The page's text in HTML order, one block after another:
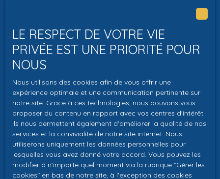
Pièces min
J'accepte le traitement de mes données
personnelles conformément au RGPD. Si vous ne
souhaitez pas faire l'objet de prospection
commerciale par voie téléphonique, vous pouvez
vous inscrire gratuitement sur la liste d'opposition
au démarchage téléphonique, prévu par l'article
L223-1 du code de la consommation, sur le site
Internet www.bloctel.gouv.fr ou par courrier
adressé à :
LE RESPECT DE VOTRE VIE
PRIVÉE EST UNE PRIORITÉ POUR
NOUS
Nous utilisons des cookies afin de vous offrir une
expérience optimale et une communication pertinente sur
notre site. Grace à ces technologies, nous pouvons vous
proposer du contenu en rapport avec vos centres d'intérêt.
Ils nous permettent également d'améliorer la qualité de nos
services et la convivialité de notre site internet. Nous
utiliserons uniquement les données personnelles pour
lesquelles vous avez donné votre accord. Vous pouvez les
modifier à n'importe quel moment via la rubrique ″Gérer les
cookies″ en bas de notre site, à l'exception des cookies